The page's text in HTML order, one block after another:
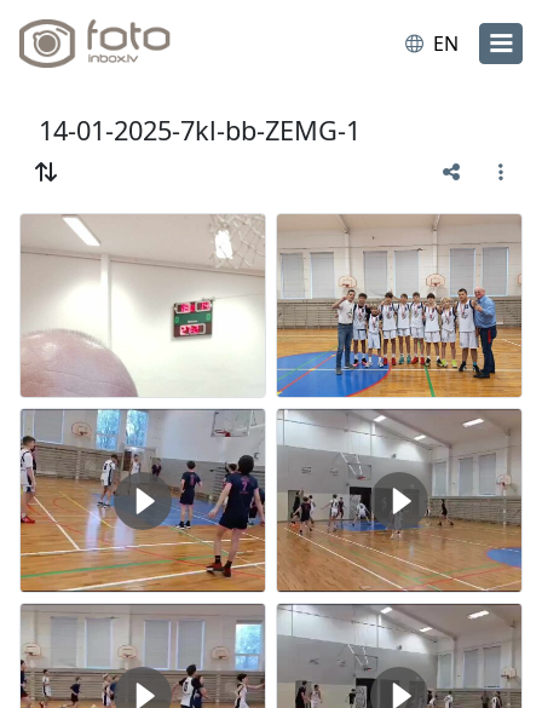
EN
14-01-2025-7kl-bb-ZEMG-1